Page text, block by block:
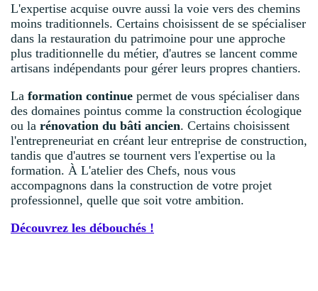
L'expertise acquise ouvre aussi la voie vers des chemins
moins traditionnels. Certains choisissent de se spécialiser
dans la restauration du patrimoine pour une approche
plus traditionnelle du métier, d'autres se lancent comme
artisans indépendants pour gérer leurs propres chantiers.
La formation continue permet de vous spécialiser dans
des domaines pointus comme la construction écologique
ou la rénovation du bâti ancien. Certains choisissent
l'entrepreneuriat en créant leur entreprise de construction,
tandis que d'autres se tournent vers l'expertise ou la
formation. À L'atelier des Chefs, nous vous
accompagnons dans la construction de votre projet
professionnel, quelle que soit votre ambition.
Découvrez les débouchés !